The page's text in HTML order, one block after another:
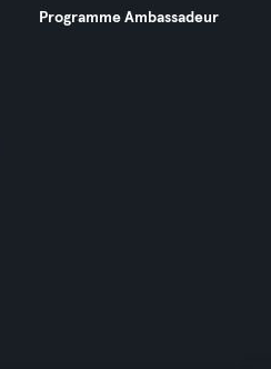
Programme Ambassadeur